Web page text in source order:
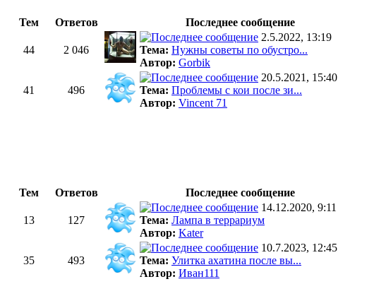
Тем Ответов
Последнее сообщение
44 2 046
2.5.2022, 13:19
Тема: Нужны советы по обустро...
Автор: Gorbik
41 496
20.5.2021, 15:40
Тема: Проблемы с кои после зи...
Автор: Vincent 71
Тем Ответов
Последнее сообщение
13 127
14.12.2020, 9:11
Тема: Лампа в террариум
Автор: Kater
35 493
10.7.2023, 12:45
Тема: Улитка ахатина после вы...
Автор: Иван111